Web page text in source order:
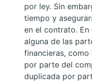
por ley. Sin
tiempo y
en el contrato.
alguna de las
financieras,
por parte del
duplicada por